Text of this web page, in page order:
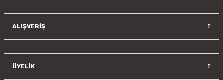
ALIŞVERİŞ
ÜYELİK